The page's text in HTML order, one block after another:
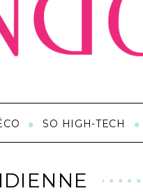
SO HIGH-TECH